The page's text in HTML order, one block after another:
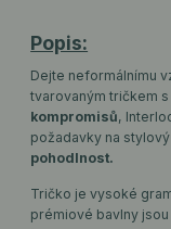
Popis:
Dejte neformálnímu
tvarovaným tričkem
kompromisů,
požadavky na
pohodlnost.
Tričko je vysoké
prémiové bavlny